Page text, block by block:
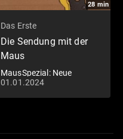
28 min
Das Erste
Die Sendung mit der
Maus
MausSpezial: Neue
Klassiker
01.01.2024